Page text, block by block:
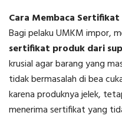
Cara Membaca
Bagi pelaku UMKM impor,
sertifikat produk dari
krusial agar barang yang
tidak bermasalah di bea
karena produknya jelek,
menerima sertifikat yang